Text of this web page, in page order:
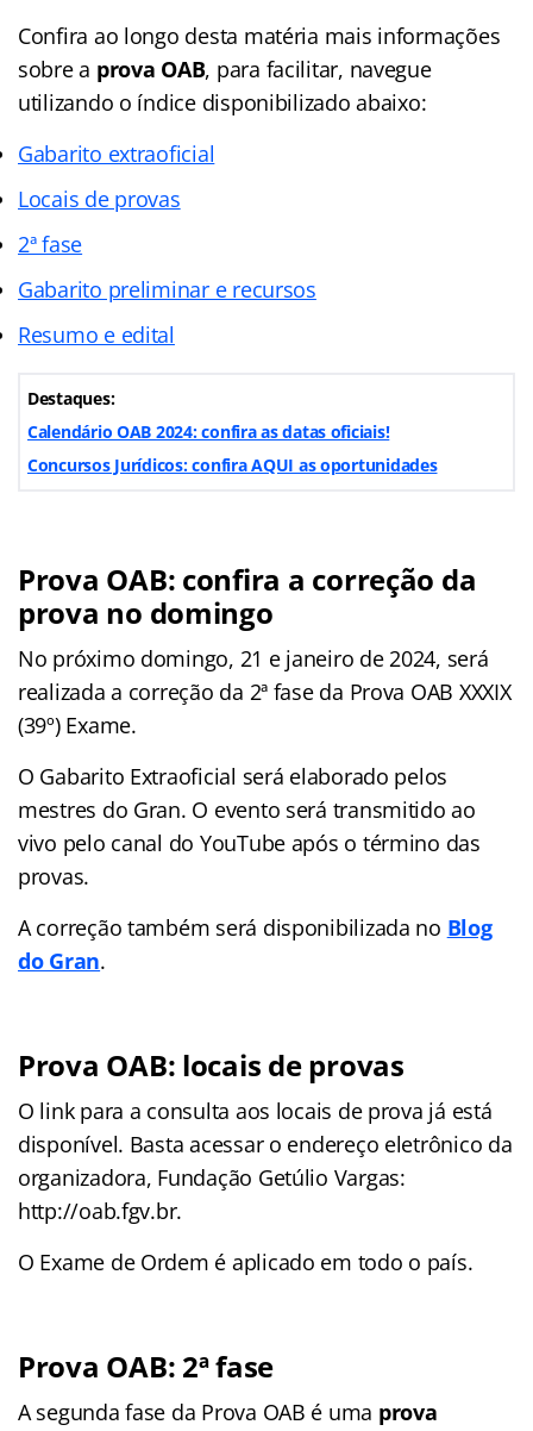
Confira ao longo desta matéria mais informações
sobre a prova OAB, para facilitar, navegue
utilizando o índice disponibilizado abaixo:
Gabarito extraoficial
Locais de provas
2ª fase
Gabarito preliminar e recursos
Resumo e edital
Destaques:
Calendário OAB 2024: confira as datas oficiais!
Concursos Jurídicos: confira AQUI as oportunidades
Prova OAB: confira a correção da
prova no domingo
No próximo domingo, 21 e janeiro de 2024, será
realizada a correção da 2ª fase da Prova OAB XXXIX
(39º) Exame.
O Gabarito Extraoficial será elaborado pelos
mestres do Gran. O evento será transmitido ao
vivo pelo canal do YouTube após o término das
provas.
A correção também será disponibilizada no Blog
do Gran.
Prova OAB: locais de provas
O link para a consulta aos locais de prova já está
disponível. Basta acessar o endereço eletrônico da
organizadora, Fundação Getúlio Vargas:
http://oab.fgv.br.
O Exame de Ordem é aplicado em todo o país.
Prova OAB: 2ª fase
A segunda fase da Prova OAB é uma prova